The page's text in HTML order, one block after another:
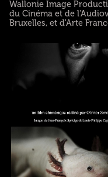
Wallonie Image
du Cinéma et de
Bruxelles, et d'Arte